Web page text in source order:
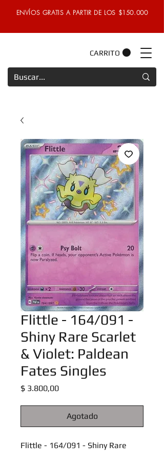
ENVÍOS GRATIS A PARTIR DE LOS $150.000
CARRITO
Flittle - 164/091 -
Shiny Rare Scarlet
& Violet: Paldean
Fates Singles
$ 3.800,00Precio
Agotado
Flittle - 164/091 - Shiny Rare